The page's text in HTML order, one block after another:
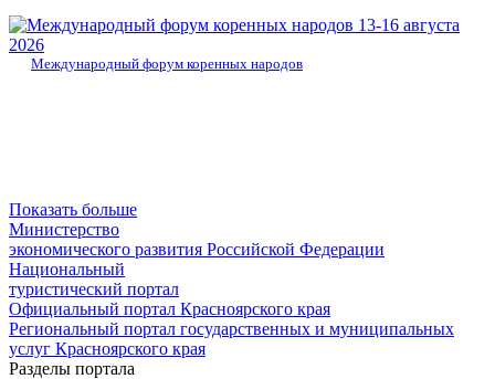
13-16 августа
2026
Международный форум коренных народов
Показать больше
Министерство
экономического развития Российской Федерации
Национальный
туристический портал
Официальный портал Красноярского края
Региональный портал государственных и муниципальных
услуг Красноярского края
Разделы портала